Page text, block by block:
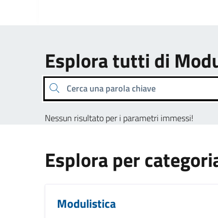
Esplora tutti di
Cerca una parola chiave
Nessun risultato per i parametri immessi!
Esplora per
Modulistica